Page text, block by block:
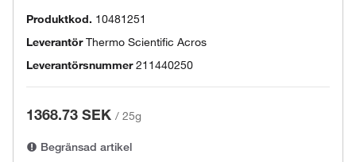
Produktkod. 10481251
LeverantörThermo Scientific Acros
Leverantörsnummer 211440250
1368.73 SEK / 25g
Begränsad artikel